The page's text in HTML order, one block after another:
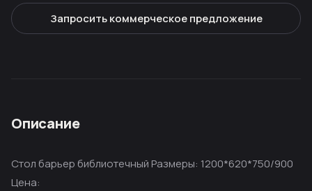
Запросить коммерческое предложение
Описание
Стол барьер библиотечный Размеры: 1200*620*750/900
Цена: